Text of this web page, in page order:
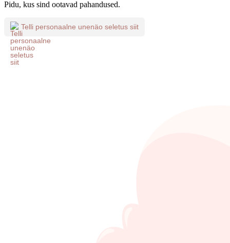
Pidu, kus sind ootavad pahandused.
Telli personaalne unenäo seletus siit